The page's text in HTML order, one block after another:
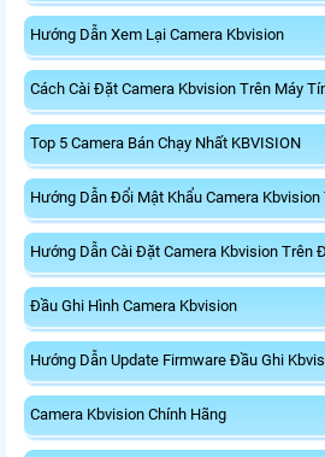
Hướng Dẫn Xem Lại Camera Kbvision
Cách Cài Đặt Camera Kbvision Trên Máy
Top 5 Camera Bán Chạy Nhất KBVISION
Hướng Dẫn Đổi Mật Khẩu Camera
Hướng Dẫn Cài Đặt Camera Kbvision Trên
Đầu Ghi Hình Camera Kbvision
Hướng Dẫn Update Firmware Đầu Ghi
Camera Kbvision Chính Hãng